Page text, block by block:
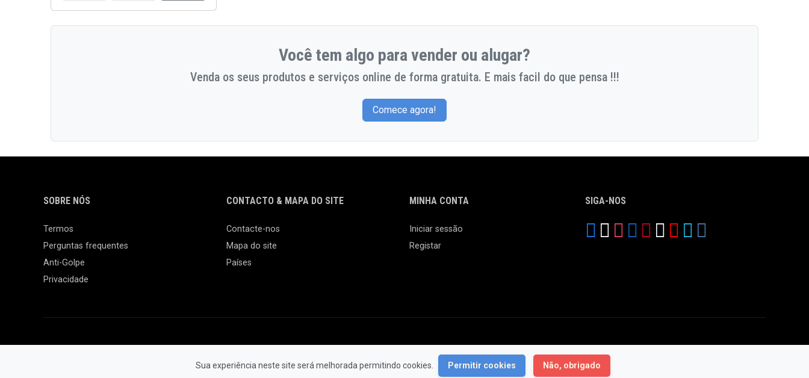
Você tem algo para vender ou alugar?
Venda os seus produtos e serviços online de forma gratuita. E mais facil do que pensa !!!
Comece agora!
Sua experiência neste site será melhorada permitindo cookies. Permitir cookies Não, obrigado
SOBRE NÓS
Termos
Perguntas frequentes
Anti-Golpe
Privacidade
CONTACTO & MAPA DO SITE
Contacte-nos
Mapa do site
Países
MINHA CONTA
Iniciar sessão
Registar
SIGA-NOS